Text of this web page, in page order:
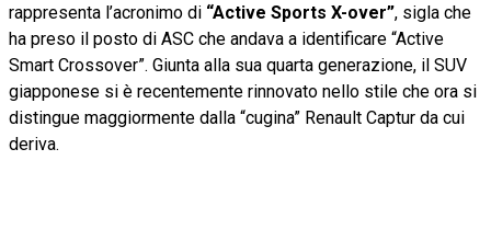
rappresenta l’acronimo di “Active Sports X-over”, sigla che
ha preso il posto di ASC che andava a identificare “Active
Smart Crossover”. Giunta alla sua quarta generazione, il SUV
giapponese si è recentemente rinnovato nello stile che ora si
distingue maggiormente dalla “cugina” Renault Captur da cui
deriva.